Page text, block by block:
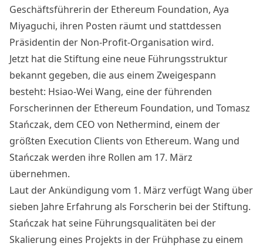
Geschäftsführerin der Ethereum Foundation, Aya
Miyaguchi, ihren Posten räumt und stattdessen
Präsidentin der Non-Profit-Organisation wird.
Jetzt hat die Stiftung eine neue Führungsstruktur
bekannt gegeben, die aus einem Zweigespann
besteht: Hsiao-Wei Wang, eine der führenden
Forscherinnen der Ethereum Foundation, und Tomasz
Stańczak, dem CEO von Nethermind, einem der
größten Execution Clients von Ethereum. Wang und
Stańczak werden ihre Rollen am 17. März
übernehmen.
Laut der Ankündigung vom 1. März verfügt Wang über
sieben Jahre Erfahrung als Forscherin bei der Stiftung.
Stańczak hat seine Führungsqualitäten bei der
Skalierung eines Projekts in der Frühphase zu einem